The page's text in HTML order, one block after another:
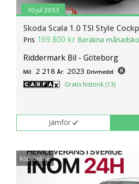
30 jul 20:53
Skoda Scala 1.0 TSI Style
Pris 169 800 kr Beräkna
Riddermark Bil - Göteborg
Mil: 2 218 År: 2023 Drivmedel:
Gratis historik (13)
Jämför
Köp online